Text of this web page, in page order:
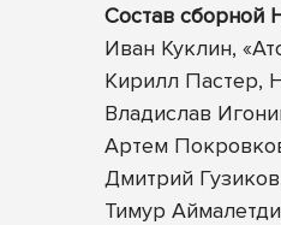
Состав сборной
Иван Куклин,
Кирилл Пастер,
Владислав
Артем
Дмитрий
Тимур